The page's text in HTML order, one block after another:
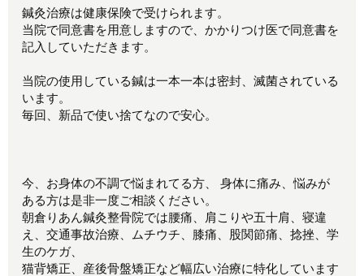
鍼灸治療は健康保険で受けられます。
当院で同意書を用意しますので、かかりつけ医で同意書を
記入していただきます。
当院の使用している鍼は一本一本は密封、滅菌されている
います。
毎回、新品で使い捨てなので安心。
今、お身体の不調で悩まれてる方、 身体に痛み、悩みが
ある方は是非一度ご相談ください。
朝倉りあん鍼灸整骨院では腰痛、肩こりや五十肩、寝違
え、交通事故治療、ムチウチ、膝痛、股関節痛、捻挫、学
生のケガ、
猫背矯正、産後骨盤矯正など幅広い治療に特化しています